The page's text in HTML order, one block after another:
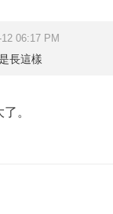
06:17 PM
長這樣
。